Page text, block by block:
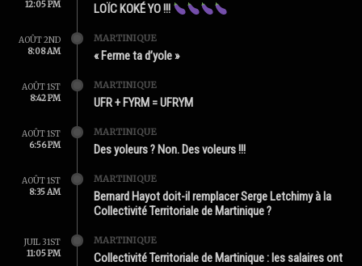
12:05 PM
LOÏC KOKÉ YO !!!
AOÛT 2ND
8:08 AM
MARTINIQUE
« Ferme ta d’yole »
AOÛT 1ST
8:42 PM
MARTINIQUE
UFR + FYRM = UFRYM
AOÛT 1ST
6:56 PM
MARTINIQUE
Des yoleurs ? Non. Des voleurs !!!
AOÛT 1ST
8:35 AM
MARTINIQUE
Bernard Hayot doit-il remplacer Serge Letchimy à la
Collectivité Territoriale de Martinique ?
JUIL 31ST
11:05 PM
MARTINIQUE
Collectivité Territoriale de Martinique : les salaires ont